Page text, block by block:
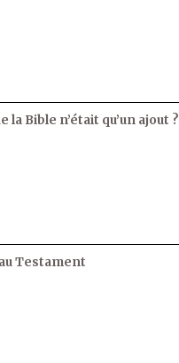
la Bible n’était qu’un ajout ?
Testament